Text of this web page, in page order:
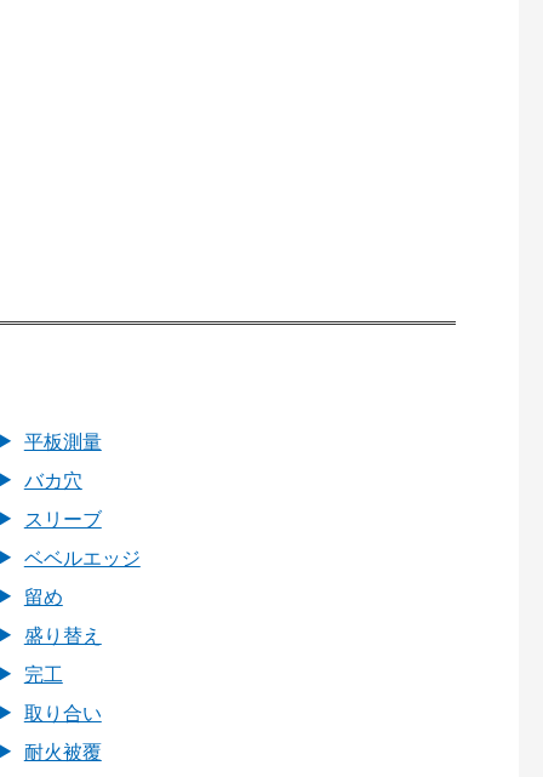
平板測量
バカ穴
スリーブ
ベベルエッジ
留め
盛り替え
完工
取り合い
耐火被覆